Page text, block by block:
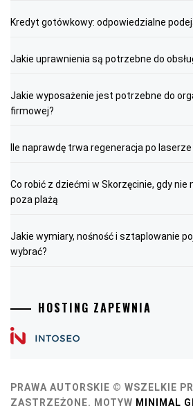
Kredyt gotówkowy: odpowiedzialne
Jakie uprawnienia są potrzebne do
Jakie wyposażenie jest potrzebne do
firmowej?
Ile naprawdę trwa regeneracja po
Co robić z dziećmi w Skorzęcinie, gdy nie
poza plażą
Jakie wymiary, nośność i sztaplowanie
wybrać?
HOSTING ZAPEWNIA
PRAWA AUTORSKIE © WSZELKIE
ZASTRZEŻONE. MOTYW MINIMAL